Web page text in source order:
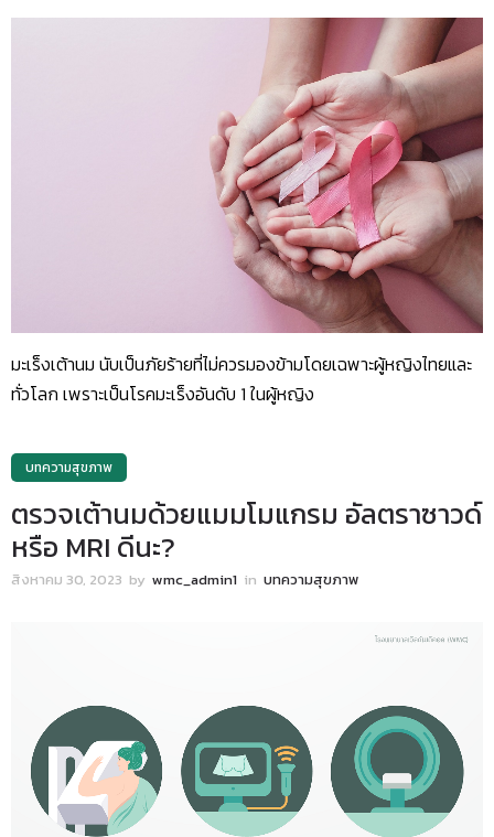
มะเร็งเต้านม นับเป็นภัยร้ายที่ไม่ควรมองข้ามโดยเฉพาะผู้หญิงไทยและ
ทั่วโลก เพราะเป็นโรคมะเร็งอันดับ 1 ในผู้หญิง
บทความสุขภาพ
ตรวจเต้านมด้วยแมมโมแกรม อัลตราซาวด์
หรือ MRI ดีนะ?
สิงหาคม 30, 2023 by wmc_admin1 in บทความสุขภาพ